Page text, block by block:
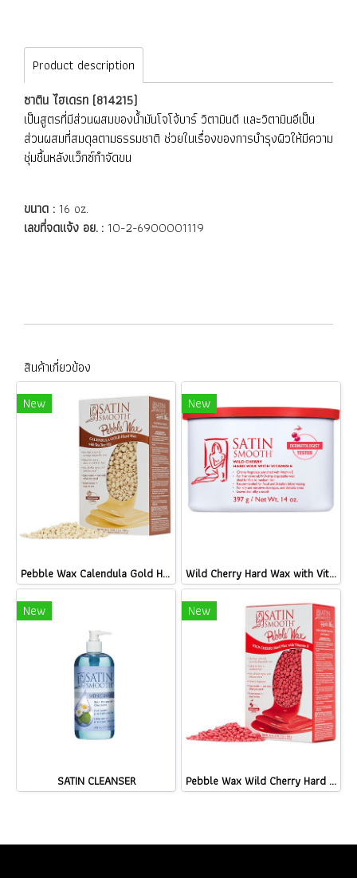
Product description
ซาติน ไฮเดรท (814215)
เป็นสูตรที่มีส่วนผสมของน้ำมันโจโจ้บาร์ วิตามินดี และวิตามินอีเป็น
ส่วนผสมที่สมดุลตามธรรมชาติ ช่วยในเรื่องของการบำรุงผิวให้มีความ
ชุ่มชื้นหลังแว็กซ์กำจัดขน
ขนาด : 16 oz.
เลขที่จดแจ้ง อย. : 10-2-6900001119
สินค้าเกี่ยวข้อง
New
Pebble Wax Calendula Gold Hard Wax with Tea Tree Oil
New
Wild Cherry Hard Wax with Vitamin E
New
SATIN CLEANSER
New
Pebble Wax Wild Cherry Hard Wax with Vitamin E